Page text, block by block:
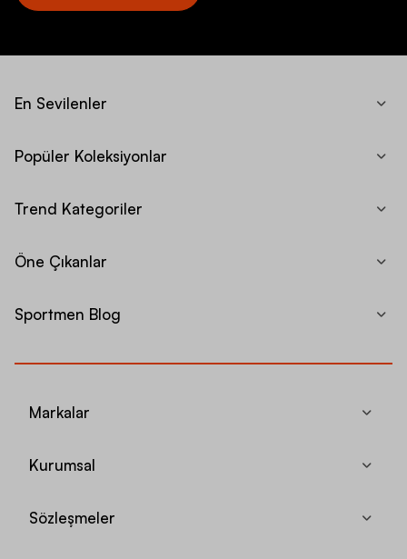
En Sevilenler
Popüler Koleksiyonlar
Trend Kategoriler
Öne Çıkanlar
Sportmen Blog
Markalar
Kurumsal
Sözleşmeler